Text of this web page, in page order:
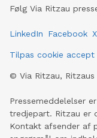
Følg Via Ritzau
LinkedIn Facebook X
Tilpas cookie accept
© Via Ritzau,
Pressemeddelelser
tredjepart. Ritzau er
Kontakt afsender af